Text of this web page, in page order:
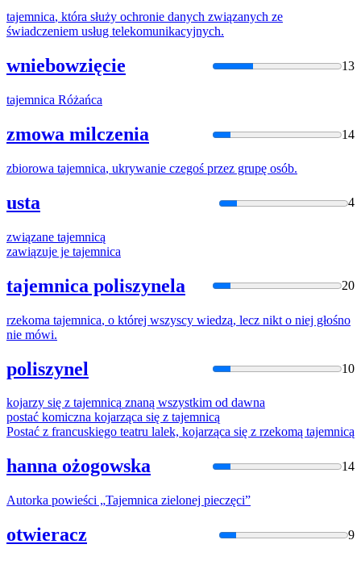
tajemnica, która służy ochronie danych związanych ze
świadczeniem usług telekomunikacyjnych.
wniebowzięcie 13
tajemnica Różańca
zmowa milczenia 14
zbiorowa tajemnica, ukrywanie czegoś przez grupę osób.
usta 4
związane tajemnicą
zawiązuje je tajemnica
tajemnica poliszynela 20
rzekoma tajemnica, o której wszyscy wiedzą, lecz nikt o niej głośno
nie mówi.
poliszynel 10
kojarzy się z tajemnicą znaną wszystkim od dawna
postać komiczna kojarząca się z tajemnicą
Postać z francuskiego teatru lalek, kojarząca się z rzekomą tajemnicą
hanna ożogowska 14
Autorka powieści „Tajemnica zielonej pieczęci”
otwieracz 9